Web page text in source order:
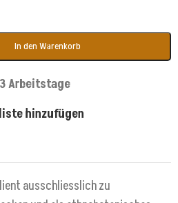
In den Warenkorb
Arbeitstage
hinzufügen
ausschliesslich zu